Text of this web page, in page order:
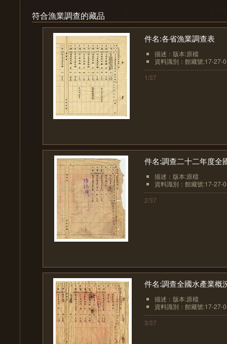
符合漁業調查的藏品
件名:各省漁業調查表
描述：版本:原檔
資料識別：館藏號:17-27-
1/37
件名:調查二十二年度全
描述：版本:原檔
資料識別：館藏號:17-27-
2/37
件名:調查全國水產業概
描述：版本:原檔
資料識別：館藏號:17-27-
3/37